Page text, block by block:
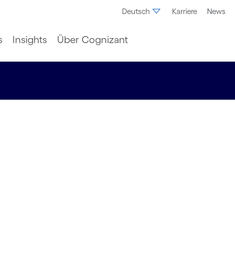
Deutsch Karriere News
Insights Über Cognizant